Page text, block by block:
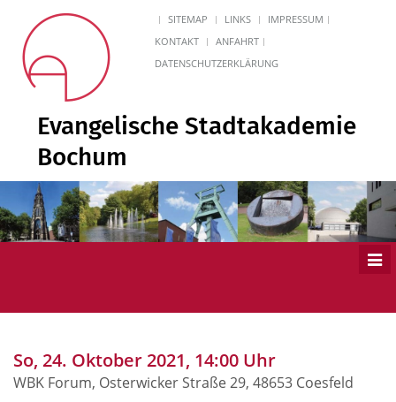
SITEMAP LINKS
IMPRESSUM
KONTAKT
ANFAHRT
DATENSCHUTZERKLÄRUNG
Evangelische Stadtakademie
Bochum
So, 24. Oktober 2021, 14:00 Uhr
WBK Forum, Osterwicker Straße 29, 48653 Coesfeld